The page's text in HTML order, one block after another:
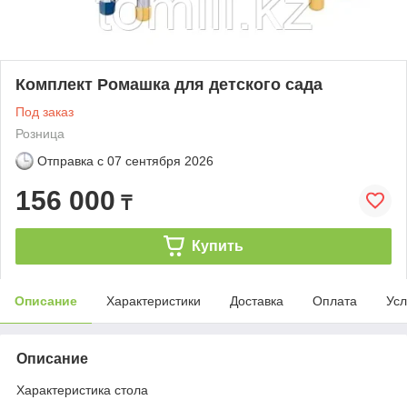
Комплект Ромашка для детского сада
Под заказ
Розница
Отправка с 07 сентября 2026
156 000 ₸
Купить
Описание Характеристики Доставка Оплата
Описание
Характеристика стола